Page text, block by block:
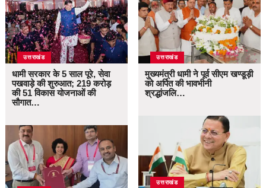
उत्तराखंड
धामी सरकार के 5 साल पूरे, सेवा
पखवाड़े की शुरुआत; 219 करोड़
की 51 विकास योजनाओं की
सौगात…
उत्तराखंड
मुख्यमंत्री धामी ने पूर्व सीएम खण्डूड़ी
को अर्पित की भावभीनी
श्रद्धांजलि…
उत्तराखंड